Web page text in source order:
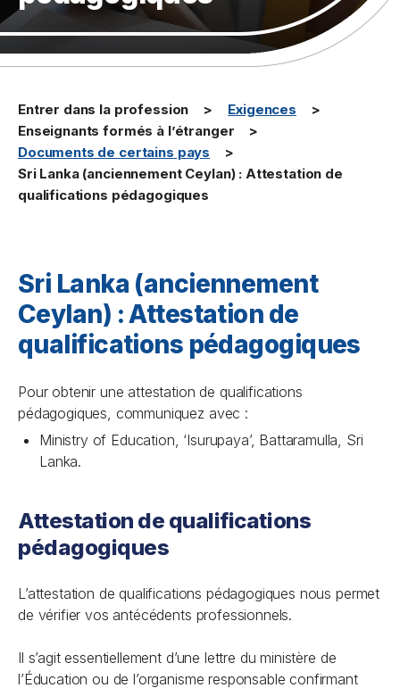
Entrer dans la profession
Exigences
Enseignants formés à l’étranger
Documents de certains pays
Sri Lanka (anciennement Ceylan) : Attestation de
qualifications pédagogiques
Sri Lanka (anciennement
Ceylan) : Attestation de
qualifications pédagogiques
Pour obtenir une attestation de qualifications
pédagogiques, communiquez avec :
Ministry of Education, ‘Isurupaya’, Battaramulla, Sri
Lanka.
Attestation de qualifications
pédagogiques
L’attestation de qualifications pédagogiques nous permet
de vérifier vos antécédents professionnels.
Il s’agit essentiellement d’une lettre du ministère de
l’Éducation ou de l’organisme responsable confirmant